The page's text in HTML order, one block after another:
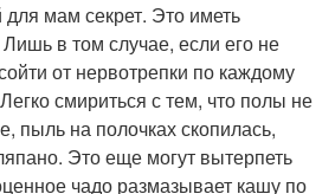
мам секрет. Это иметь
в том случае, если его не
от нервотрепки по каждому
смириться с тем, что полы не
пыль на полочках скопилась,
Это еще могут вытерпеть
чадо размазывает кашу по